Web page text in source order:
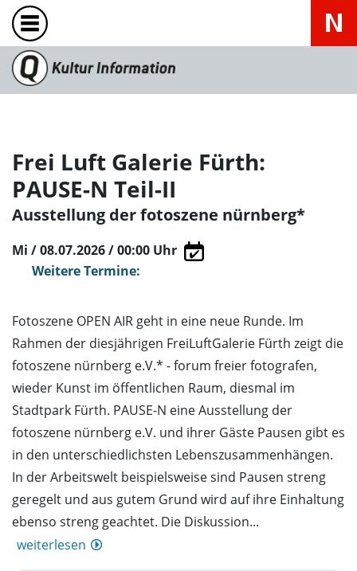
Frei Luft Galerie Fürth:
PAUSE-N Teil-II
Ausstellung der fotoszene nürnberg*
Mi / 08.07.2026 / 00:00 Uhr
Weitere Termine:
Fotoszene OPEN AIR geht in eine neue Runde. Im
Rahmen der diesjährigen FreiLuftGalerie Fürth zeigt die
fotoszene nürnberg e.V.* - forum freier fotografen,
wieder Kunst im öffentlichen Raum, diesmal im
Stadtpark Fürth. PAUSE-N eine Ausstellung der
fotoszene nürnberg e.V. und ihrer Gäste Pausen gibt es
in den unterschiedlichsten Lebenszusammenhängen.
In der Arbeitswelt beispielsweise sind Pausen streng
geregelt und aus gutem Grund wird auf ihre Einhaltung
ebenso streng geachtet. Die Diskussion...
weiterlesen